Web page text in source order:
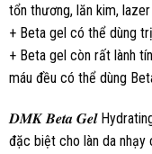
tổn thương, lăn kim,
+ Beta gel có thể dùng
+ Beta gel còn rất lành
máu đều có thể dùng
𝑫𝑴𝑲 𝑩𝒆𝒕𝒂 𝑮𝒆𝒍
đặc biệt cho làn da